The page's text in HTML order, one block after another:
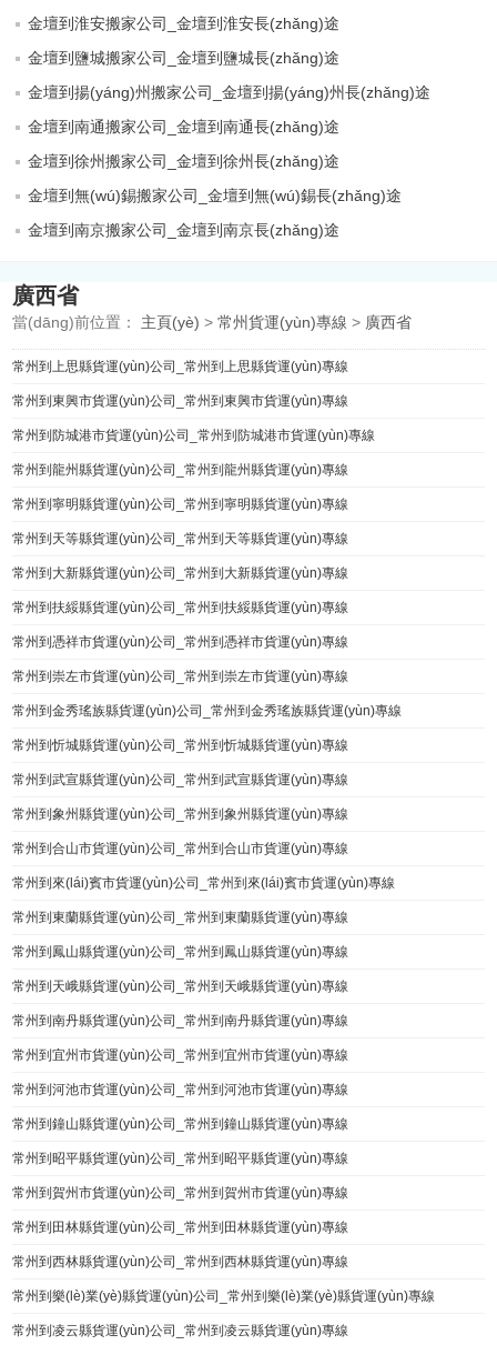
金壇到淮安搬家公司_金壇到淮安長(zhǎng)途
金壇到鹽城搬家公司_金壇到鹽城長(zhǎng)途
金壇到揚(yáng)州搬家公司_金壇到揚(yáng)州長(zhǎng)途
金壇到南通搬家公司_金壇到南通長(zhǎng)途
金壇到徐州搬家公司_金壇到徐州長(zhǎng)途
金壇到無(wú)錫搬家公司_金壇到無(wú)錫長(zhǎng)途
金壇到南京搬家公司_金壇到南京長(zhǎng)途
廣西省
當(dāng)前位置： 主頁(yè) >常州貨運(yùn)專線 > 廣西省
常州到上思縣貨運(yùn)公司_常州到上思縣貨運(yùn)專線
常州到東興市貨運(yùn)公司_常州到東興市貨運(yùn)專線
常州到防城港市貨運(yùn)公司_常州到防城港市貨運(yùn)專線
常州到龍州縣貨運(yùn)公司_常州到龍州縣貨運(yùn)專線
常州到寧明縣貨運(yùn)公司_常州到寧明縣貨運(yùn)專線
常州到天等縣貨運(yùn)公司_常州到天等縣貨運(yùn)專線
常州到大新縣貨運(yùn)公司_常州到大新縣貨運(yùn)專線
常州到扶綏縣貨運(yùn)公司_常州到扶綏縣貨運(yùn)專線
常州到憑祥市貨運(yùn)公司_常州到憑祥市貨運(yùn)專線
常州到崇左市貨運(yùn)公司_常州到崇左市貨運(yùn)專線
常州到金秀瑤族縣貨運(yùn)公司_常州到金秀瑤族縣貨運(yùn)專線
常州到忻城縣貨運(yùn)公司_常州到忻城縣貨運(yùn)專線
常州到武宣縣貨運(yùn)公司_常州到武宣縣貨運(yùn)專線
常州到象州縣貨運(yùn)公司_常州到象州縣貨運(yùn)專線
常州到合山市貨運(yùn)公司_常州到合山市貨運(yùn)專線
常州到來(lái)賓市貨運(yùn)公司_常州到來(lái)賓市貨運(yùn)專線
常州到東蘭縣貨運(yùn)公司_常州到東蘭縣貨運(yùn)專線
常州到鳳山縣貨運(yùn)公司_常州到鳳山縣貨運(yùn)專線
常州到天峨縣貨運(yùn)公司_常州到天峨縣貨運(yùn)專線
常州到南丹縣貨運(yùn)公司_常州到南丹縣貨運(yùn)專線
常州到宜州市貨運(yùn)公司_常州到宜州市貨運(yùn)專線
常州到河池市貨運(yùn)公司_常州到河池市貨運(yùn)專線
常州到鐘山縣貨運(yùn)公司_常州到鐘山縣貨運(yùn)專線
常州到昭平縣貨運(yùn)公司_常州到昭平縣貨運(yùn)專線
常州到賀州市貨運(yùn)公司_常州到賀州市貨運(yùn)專線
常州到田林縣貨運(yùn)公司_常州到田林縣貨運(yùn)專線
常州到西林縣貨運(yùn)公司_常州到西林縣貨運(yùn)專線
常州到樂(lè)業(yè)縣貨運(yùn)公司_常州到樂(lè)業(yè)縣貨運(yùn)專線
常州到凌云縣貨運(yùn)公司_常州到凌云縣貨運(yùn)專線